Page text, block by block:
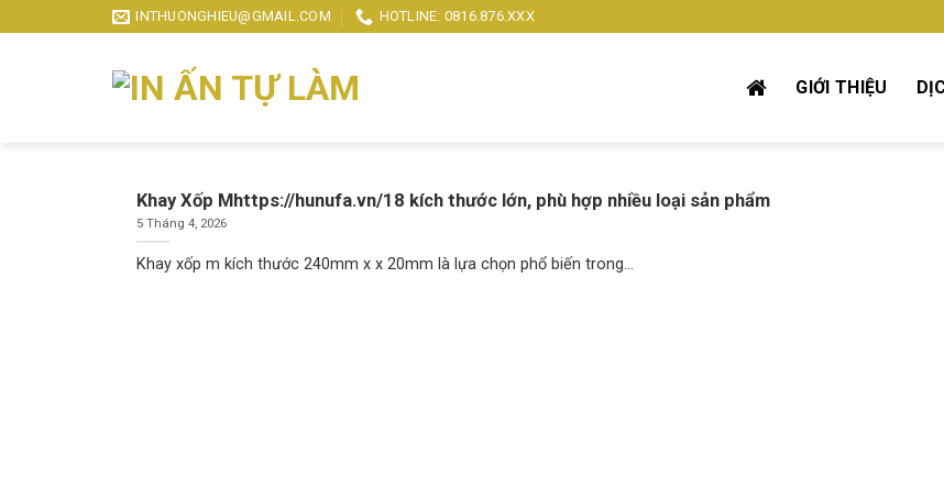
to
INTHUONGHIEU@GMAIL.COM HOTLINE: 0816.876.XXX
GIỚI THIỆU
Khay Xốp Mhttps://hunufa.vn/18 kích thước lớn, phù hợp nhiều loại sản phẩm
5 Tháng 4, 2026
Khay xốp m kích thước 240mm x x 20mm là lựa chọn phổ biến trong...